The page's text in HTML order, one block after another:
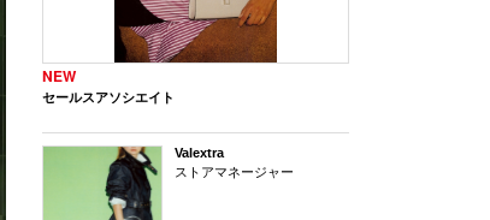
NEW
セールスアソシエイト
Valextra
ストアマネージャー